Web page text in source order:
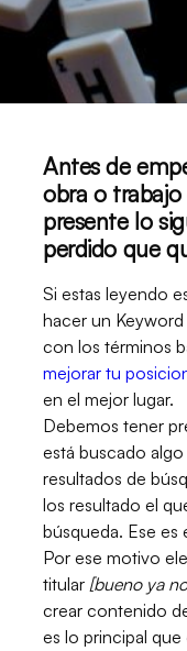
Antes de
obra o
presente lo
perdido que
Si estas leyendo
hacer un Keyword
con los términos
mejorar tu
en el mejor lugar.
Debemos tener
está buscado
resultados de
los resultado el
búsqueda. Ese es
Por ese motivo
titular [bueno ya
crear contenido
es lo principal